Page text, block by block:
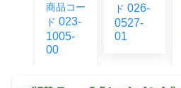
ド026-
0527-
01
商品コー
ド026-
0528-